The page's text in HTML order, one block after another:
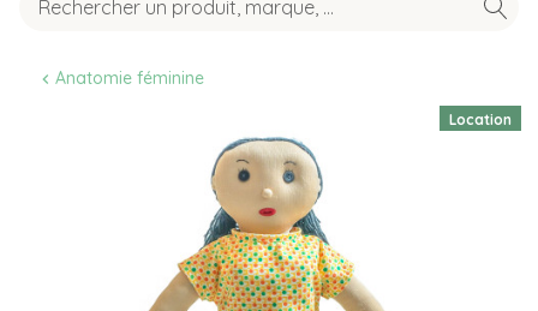
Anatomie féminine
Location